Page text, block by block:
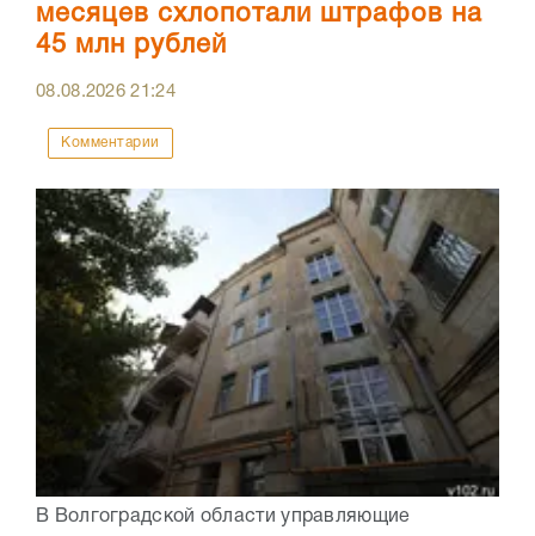
месяцев схлопотали штрафов на
45 млн рублей
08.08.202621:24
Комментарии
В Волгоградской области управляющие